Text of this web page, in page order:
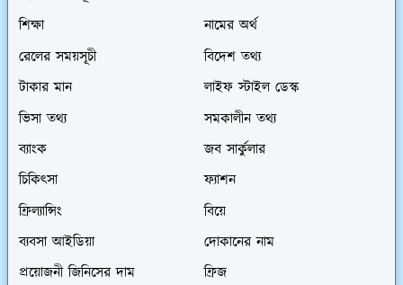
শিক্ষা
নামের অর্থ
রেলের সময়সূচী
বিদেশ তথ্য
টাকার মান
লাইফ স্টাইল ডেস্ক
ভিসা তথ্য
সমকালীন তথ্য
ব্যাংক
জব সার্কুলার
চিকিৎসা
ফ্যাশন
ফ্রিল্যান্সিং
বিয়ে
ব্যবসা আইডিয়া
দোকানের নাম
প্রয়োজনী জিনিসের দাম
ফ্রিজ